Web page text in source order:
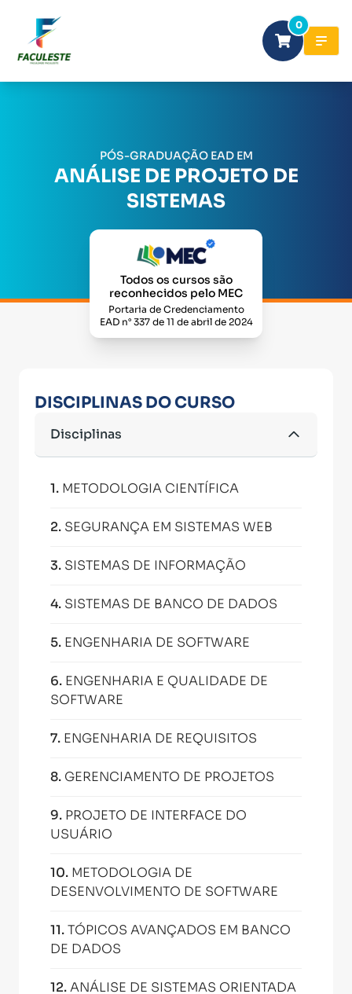
0
PÓS-GRADUAÇÃO EAD EM
ANÁLISE DE PROJETO DE
SISTEMAS
Todos os cursos são
reconhecidos pelo MEC
Portaria de Credenciamento
EAD n° 337 de 11 de abril de 2024
DISCIPLINAS DO CURSO
Disciplinas
1. METODOLOGIA CIENTÍFICA
2. SEGURANÇA EM SISTEMAS WEB
3. SISTEMAS DE INFORMAÇÃO
4. SISTEMAS DE BANCO DE DADOS
5. ENGENHARIA DE SOFTWARE
6. ENGENHARIA E QUALIDADE DE
SOFTWARE
7. ENGENHARIA DE REQUISITOS
8. GERENCIAMENTO DE PROJETOS
9. PROJETO DE INTERFACE DO
USUÁRIO
10. METODOLOGIA DE
DESENVOLVIMENTO DE SOFTWARE
11.TÓPICOS AVANÇADOS EM BANCO
DE DADOS
12.ANÁLISE DE SISTEMAS ORIENTADA